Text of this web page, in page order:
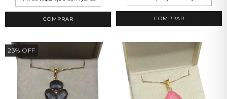
COMPRAR COMPRAR
23% OFF